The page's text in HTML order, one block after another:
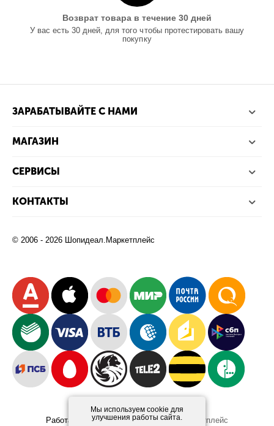
Мы используем cookie для
улучшения работы сайта.
Возврат товара в течение 30 дней
У вас есть 30 дней, для того чтобы протестировать вашу
покупку
ЗАРАБАТЫВАЙТЕ С НАМИ
МАГАЗИН
СЕРВИСЫ
КОНТАКТЫ
© 2006 - 2026 Шопидеал.Маркетплейс
Работает на платформеШопидеал.Маркетплейс